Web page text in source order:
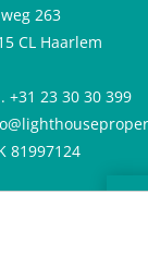
263
CL Haarlem
+31 23 30 30 399
81997124